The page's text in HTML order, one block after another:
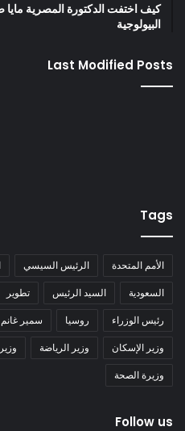
كيف اختفت الدكتورة المصرية
البيولوجية
Last Modified Posts
Tags
الأمم المتحدة الرئيس السيسي
السعودية السيد الرئيس تطوير
رئيس الوزراء روسيا سمير غانم
وزير الإسكان وزير الرياضة
وزيرة الصحة
Follow us